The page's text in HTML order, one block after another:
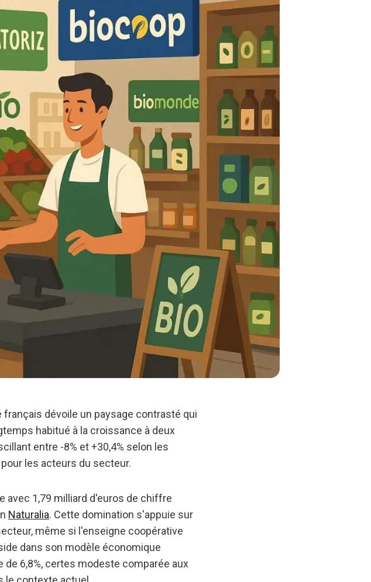
français dévoile un paysage contrasté qui
habitué à la croissance à deux
entre -8% et +30,4% selon les
les acteurs du secteur.
avec 1,79 milliard d'euros de chiffre
Naturalia. Cette domination s'appuie sur
même si l'enseigne coopérative
dans son modèle économique
6,8%, certes modeste comparée aux